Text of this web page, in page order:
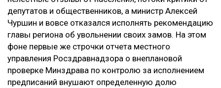
депутатов и общественников, а министр Алексей
Чуршин и вовсе отказался исполнять рекомендацию
главы региона об увольнении своих замов. На этом
фоне первые же строчки отчета местного
управления Росздравнадзора о внеплановой
проверке Минздрава по контролю за исполнением
предписаний внушают определенную долю